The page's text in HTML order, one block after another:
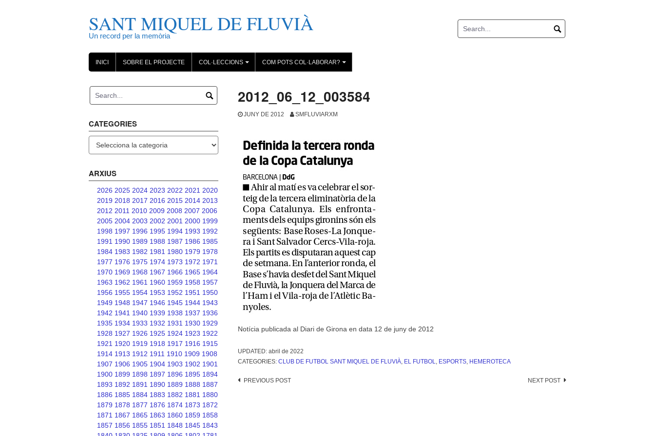
SANT MIQUEL DE FLUVIÀ
Un record per la memòria
INICI SOBRE EL PROJECTE
+
COL·LECCIONS
+
COM POTS COL·LABORAR?
2012_06_12_003584
JUNY DE 2012 SMFLUVIARXM
Notícia publicada al Diari de Girona en data 12 de juny de 2012
UPDATED: abril de 2022
CATEGORIES: CLUB DE FUTBOL SANT MIQUEL DE FLUVIÀ, EL FUTBOL, ESPORTS, HEMEROTECA
Post
PREVIOUS POST NEXT POST
CATEGORIES
ARXIUS
2026 2025 2024 2023 2022 2021 2020
2019 2018 2017 2016 2015 2014 2013
2012 2011 2010 2009 2008 2007 2006
2005 2004 2003 2002 2001 2000 1999
1998 1997 1996 1995 1994 1993 1992
1991 1990 1989 1988 1987 1986 1985
1984 1983 1982 1981 1980 1979 1978
1977 1976 1975 1974 1973 1972 1971
1970 1969 1968 1967 1966 1965 1964
1963 1962 1961 1960 1959 1958 1957
1956 1955 1954 1953 1952 1951 1950
1949 1948 1947 1946 1945 1944 1943
1942 1941 1940 1939 1938 1937 1936
1935 1934 1933 1932 1931 1930 1929
1928 1927 1926 1925 1924 1923 1922
1921 1920 1919 1918 1917 1916 1915
1914 1913 1912 1911 1910 1909 1908
1907 1906 1905 1904 1903 1902 1901
1900 1899 1898 1897 1896 1895 1894
1893 1892 1891 1890 1889 1888 1887
1886 1885 1884 1883 1882 1881 1880
1879 1878 1877 1876 1874 1873 1872
1871 1867 1865 1863 1860 1859 1858
1857 1856 1855 1851 1848 1845 1843